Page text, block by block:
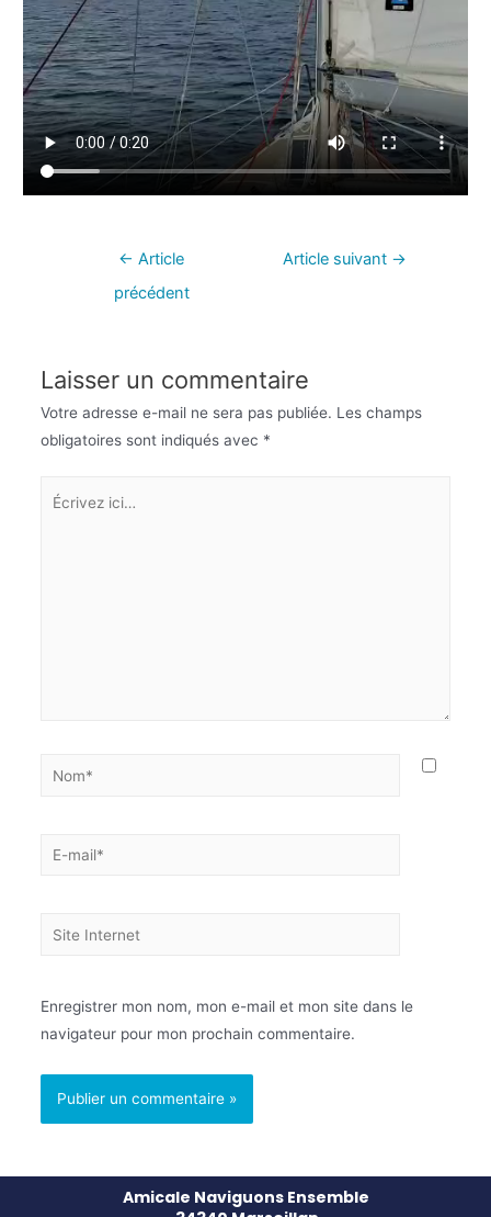
← Article
précédent
Article suivant →
Laisser un commentaire
Votre adresse e-mail ne sera pas publiée. Les champs
obligatoires sont indiqués avec *
Enregistrer mon nom, mon e-mail et mon site dans le
navigateur pour mon prochain commentaire.
Amicale Naviguons Ensemble